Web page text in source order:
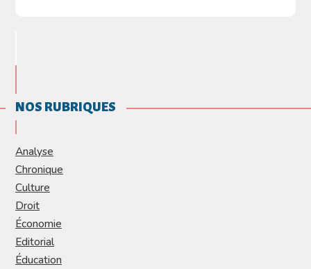
NOS RUBRIQUES
Analyse
Chronique
Culture
Droit
Économie
Editorial
Éducation